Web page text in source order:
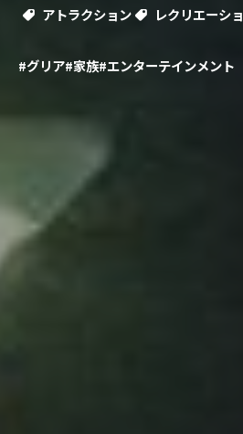
アトラクション レクリエーシ
#グリア#家族#エンターテインメント